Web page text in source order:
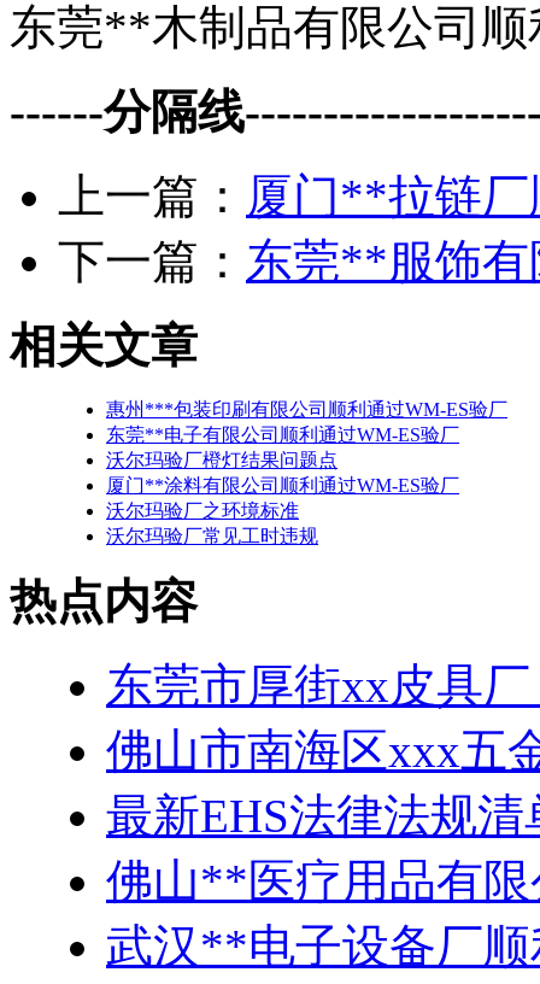
东莞**木制品有限公司
------分隔线
上一篇： 厦门**拉链厂
下一篇： 东莞**服饰有
相关文章
惠州***包装印刷有限公司顺利通过WM-ES验厂
东莞**电子有限公司顺利通过WM-ES验厂
沃尔玛验厂橙灯结果问题点
厦门**涂料有限公司顺利通过WM-ES验厂
沃尔玛验厂之环境标准
沃尔玛验厂常见工时违规
热点内容
东莞市厚街xx皮具
佛山市南海区xxx五
最新EHS法律法规清
佛山**医疗用品有
武汉**电子设备厂